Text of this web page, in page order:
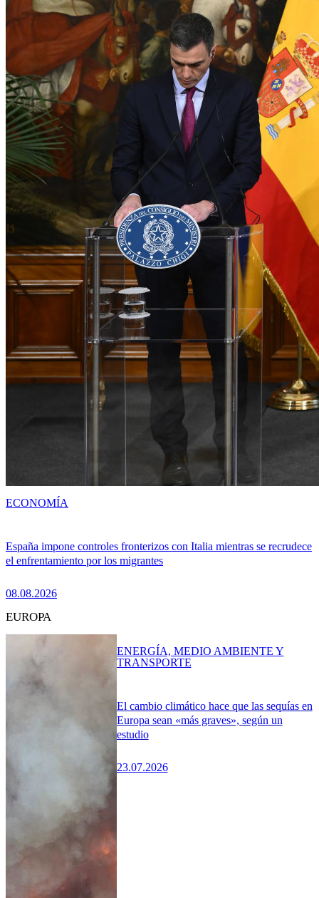
España impone controles fronterizos con Italia mientras se recrudece
el enfrentamiento por los migrantes
08.08.2026
ECONOMÍA
EUROPA
El cambio climático hace que las sequías en
Europa sean «más graves», según un
estudio
23.07.2026
ENERGÍA, MEDIO AMBIENTE Y
TRANSPORTE